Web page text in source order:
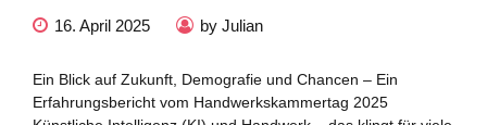
16. April 2025 by Julian
Ein Blick auf Zukunft, Demografie und Chancen – Ein
Erfahrungsbericht vom Handwerkskammertag 2025